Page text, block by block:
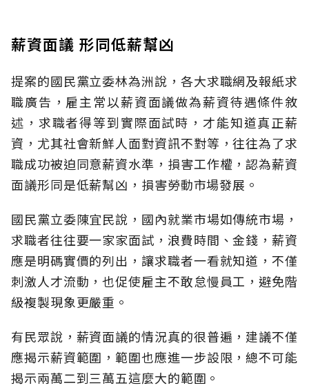
薪資面議 形同低薪幫凶
提案的國民黨立委林為洲說，各大求職網及報紙求
職廣告，雇主常以薪資面議做為薪資待遇條件敘
述，求職者得等到實際面試時，才能知道真正薪
資，尤其社會新鮮人面對資訊不對等，往往為了求
職成功被迫同意薪資水準，損害工作權，認為薪資
面議形同是低薪幫凶，損害勞動市場發展。
國民黨立委陳宜民說，國內就業市場如傳統市場，
求職者往往要一家家面試，浪費時間、金錢，薪資
應是明碼實價的列出，讓求職者一看就知道，不僅
刺激人才流動，也促使雇主不敢怠慢員工，避免階
級複製現象更嚴重。
有民眾說，薪資面議的情況真的很普遍，建議不僅
應揭示薪資範圍，範圍也應進一步設限，總不可能
揭示兩萬二到三萬五這麼大的範圍。